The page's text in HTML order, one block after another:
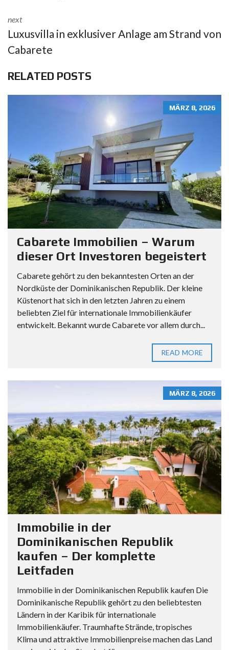
next
Luxusvilla in exklusiver Anlage am Strand von
Cabarete
RELATED POSTS
MÄRZ 8, 2026
Cabarete Immobilien – Warum
dieser Ort Investoren begeistert
Cabarete gehört zu den bekanntesten Orten an der
Nordküste der Dominikanischen Republik. Der kleine
Küstenort hat sich in den letzten Jahren zu einem
beliebten Ziel für internationale Immobilienkäufer
entwickelt. Bekannt wurde Cabarete vor allem durch...
READ MORE
MÄRZ 8, 2026
Immobilie in der
Dominikanischen Republik
kaufen – Der komplette
Leitfaden
Immobilie in der Dominikanischen Republik kaufen Die
Dominikanische Republik gehört zu den beliebtesten
Ländern in der Karibik für internationale
Immobilienkäufer. Traumhafte Strände, tropisches
Klima und attraktive Immobilienpreise machen das Land